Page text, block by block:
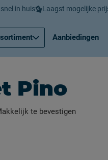
in huis Laagst mogelijke
Aanbiedingen
Pino
te bevestigen